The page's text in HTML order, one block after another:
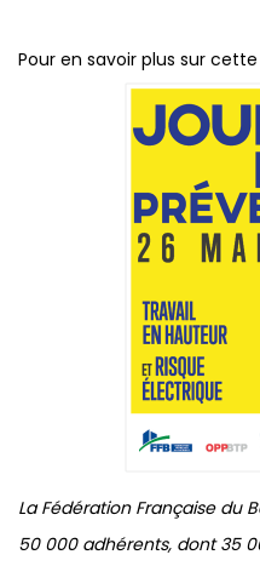
Pour en savoir plus sur
La Fédération Française du
50 000 adhérents, dont 35